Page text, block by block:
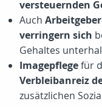
versteuernden
Auch
verringern sich
Gehaltes
Imagepflegefür
Verbleibanreiz
zusätzlichen